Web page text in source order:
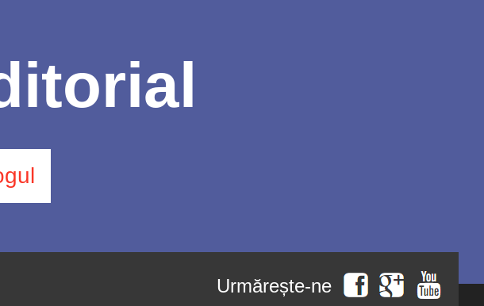
Urmărește-ne